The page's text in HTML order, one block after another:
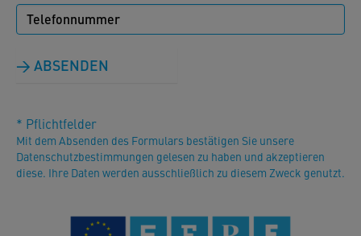
ABSENDEN
* Pflichtfelder
Mit dem Absenden des Formulars bestätigen Sie unsere
Datenschutzbestimmungen gelesen zu haben und akzeptieren
diese. Ihre Daten werden ausschließlich zu diesem Zweck genutzt.